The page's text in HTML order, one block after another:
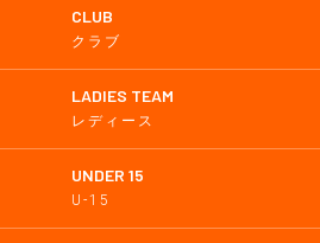
CLUB
クラブ
LADIES TEAM
レディース
UNDER 15
U-15